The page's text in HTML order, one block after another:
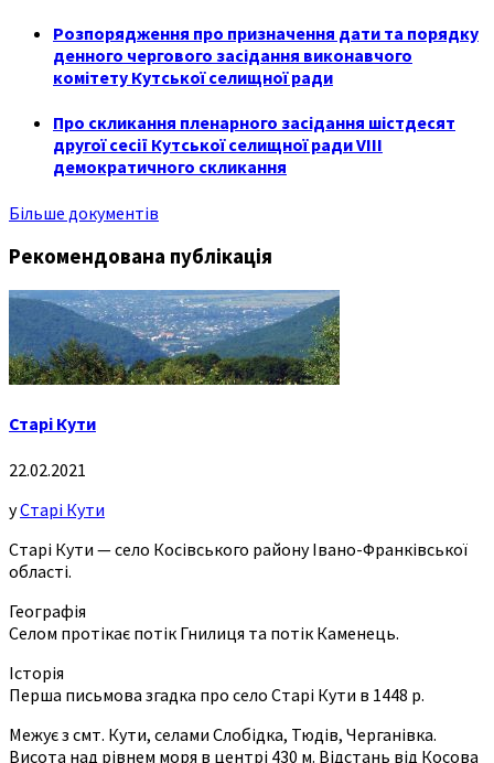
Розпорядження про призначення дати та порядку
денного чергового засідання виконавчого
комітету Кутської селищної ради
Про скликання пленарного засідання шістдесят
другої сесії Кутської селищної ради VIII
демократичного скликання
Більше документів
Рекомендована публікація
Старі Кути
22.02.2021
уСтарі Кути
Старі Кути — село Косівського району Івано-Франківської
області.
Географія
Селом протікає потік Гнилиця та потік Каменець.
Історія
Перша письмова згадка про село Старі Кути в 1448 р.
Межує з смт. Кути, селами Слобідка, Тюдів, Черганівка.
Висота над рівнем моря в центрі 430 м. Відстань від Косова